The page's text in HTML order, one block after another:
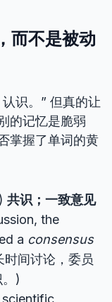
而不是被动
识。” 但真的让
的记忆是脆弱
掌握了单词的黄
共识；一致意见
the
a consensus
间讨论，委员
)
scientific